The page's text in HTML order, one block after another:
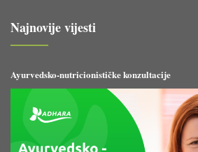
Najnovije vijesti
Ayurvedsko-nutricionističke konzultacije